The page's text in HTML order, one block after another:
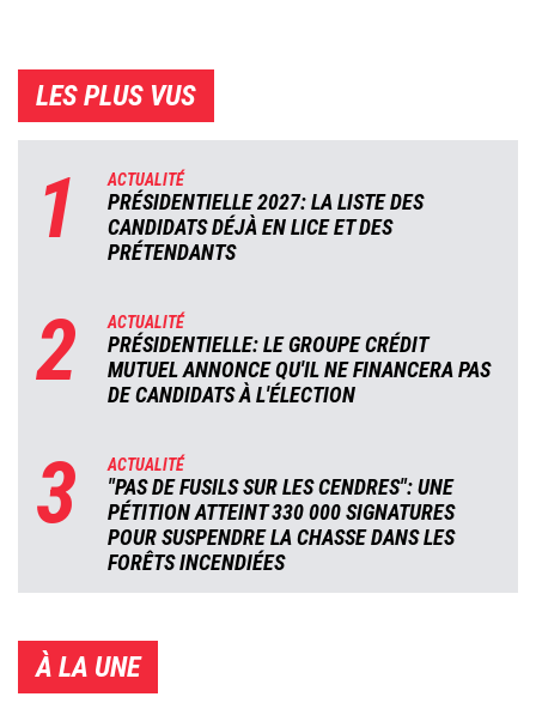
LES PLUS VUS
1 ACTUALITÉ
PRÉSIDENTIELLE 2027: LA LISTE DES
CANDIDATS DÉJÀ EN LICE ET DES
PRÉTENDANTS
2 ACTUALITÉ
PRÉSIDENTIELLE: LE GROUPE CRÉDIT
MUTUEL ANNONCE QU'IL NE FINANCERA PAS
DE CANDIDATS À L'ÉLECTION
3 ACTUALITÉ
"PAS DE FUSILS SUR LES CENDRES": UNE
PÉTITION ATTEINT 330 000 SIGNATURES
POUR SUSPENDRE LA CHASSE DANS LES
FORÊTS INCENDIÉES
À LA UNE